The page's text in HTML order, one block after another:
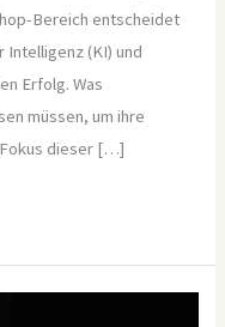
Bereich entscheidet
Intelligenz (KI) und
Erfolg. Was
müssen, um ihre
dieser […]